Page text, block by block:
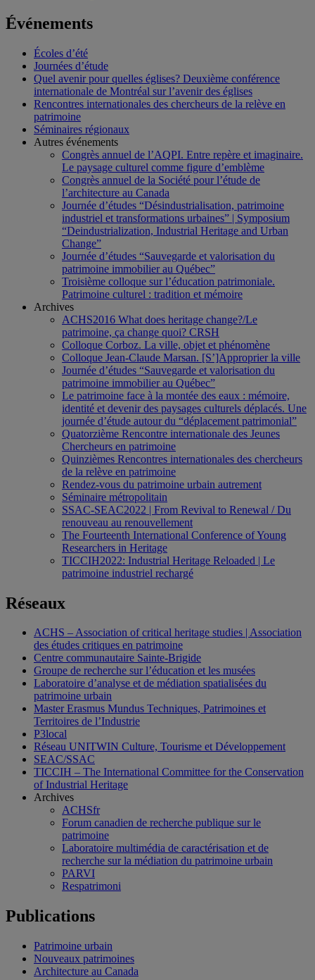
Événements
Écoles d’été
Journées d’étude
Quel avenir pour quelles églises? Deuxième conférence
internationale de Montréal sur l’avenir des églises
Rencontres internationales des chercheurs de la relève en
patrimoine
Séminaires régionaux
Autres événements
Congrès annuel de l’AQPI. Entre repère et imaginaire.
Le paysage culturel comme figure d’emblème
Congrès annuel de la Société pour l’étude de
l’architecture au Canada
Journée d’études “Désindustrialisation, patrimoine
industriel et transformations urbaines” | Symposium
“Deindustrialization, Industrial Heritage and Urban
Change”
Journée d’études “Sauvegarde et valorisation du
patrimoine immobilier au Québec”
Troisième colloque sur l’éducation patrimoniale.
Patrimoine culturel : tradition et mémoire
Archives
ACHS2016 What does heritage change?/Le
patrimoine, ça change quoi? CRSH
Colloque Corboz. La ville, objet et phénomène
Colloque Jean-Claude Marsan. [S’]Approprier la ville
Journée d’études “Sauvegarde et valorisation du
patrimoine immobilier au Québec”
Le patrimoine face à la montée des eaux : mémoire,
identité et devenir des paysages culturels déplacés. Une
journée d’étude autour du “déplacement patrimonial”
Quatorzième Rencontre internationale des Jeunes
Chercheurs en patrimoine
Quinzièmes Rencontres internationales des chercheurs
de la relève en patrimoine
Rendez-vous du patrimoine urbain autrement
Séminaire métropolitain
SSAC-SEAC2022 | From Revival to Renewal / Du
renouveau au renouvellement
The Fourteenth International Conference of Young
Researchers in Heritage
TICCIH2022: Industrial Heritage Reloaded | Le
patrimoine industriel rechargé
Réseaux
ACHS – Association of critical heritage studies | Association
des études critiques en patrimoine
Centre communautaire Sainte-Brigide
Groupe de recherche sur l’éducation et les musées
Laboratoire d’analyse et de médiation spatialisées du
patrimoine urbain
Master Erasmus Mundus Techniques, Patrimoines et
Territoires de l’Industrie
P3local
Réseau UNITWIN Culture, Tourisme et Développement
SEAC/SSAC
TICCIH – The International Committee for the Conservation
of Industrial Heritage
Archives
ACHSfr
Forum canadien de recherche publique sur le
patrimoine
Laboratoire multimédia de caractérisation et de
recherche sur la médiation du patrimoine urbain
PARVI
Respatrimoni
Publications
Patrimoine urbain
Nouveaux patrimoines
Architecture au Canada